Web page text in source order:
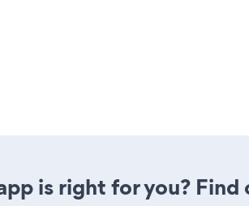
is right for you?